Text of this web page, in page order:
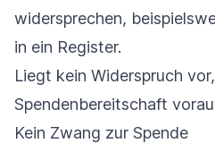
widersprechen,
in ein Register.
Liegt kein Widerspruch
Spendenbereitschaft
Kein Zwang zur Spende